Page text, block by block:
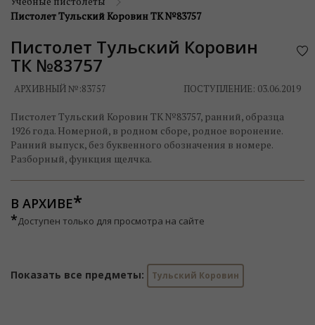
Пистолет Тульский Коровин ТК №83757
Пистолет Тульский Коровин
ТК №83757
АРХИВНЫЙ №:83757 ПОСТУПЛЕНИЕ: 03.06.2019
Пистолет Тульский Коровин ТК №83757, ранний, образца
1926 года. Номерной, в родном сборе, родное воронение.
Ранний выпуск, без буквенного обозначения в номере.
Разборный, функция щелчка.
В АРХИВЕ
*Доступен только для просмотра на сайте
Показать все предметы: Тульский Коровин